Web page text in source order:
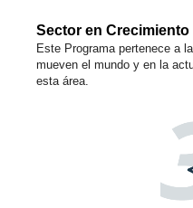
Sector en Crecimiento
Este Programa pertenece a
mueven el mundo y en la
esta área.